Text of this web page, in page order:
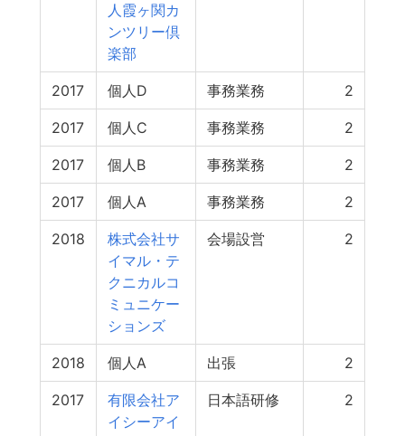
人霞ヶ関カ
ンツリー倶
楽部
2017 個人D 事務業務 2
2017 個人C 事務業務 2
2017 個人B 事務業務 2
2017 個人A 事務業務 2
2018
株式会社サ
イマル・テ
クニカルコ
ミュニケー
ションズ
会場設営 2
2018 個人A 出張 2
2017
有限会社ア
イシーアイ
日本語研修 2